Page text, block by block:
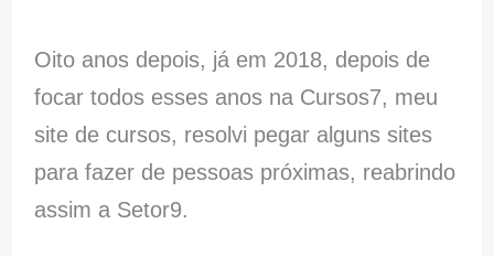
Oito anos depois, já em 2018, depois de
focar todos esses anos na Cursos7, meu
site de cursos, resolvi pegar alguns sites
para fazer de pessoas próximas, reabrindo
assim a Setor9.